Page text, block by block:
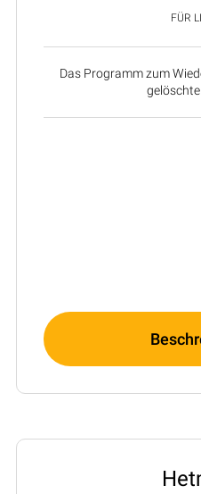
FÜR
Das Programm zum